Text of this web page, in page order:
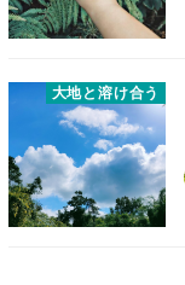
大地と溶け合う